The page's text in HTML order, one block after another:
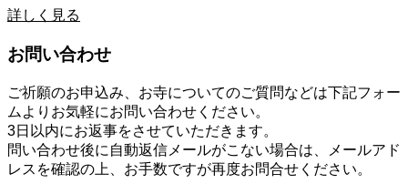
詳しく見る
お問い合わせ
ご祈願のお申込み、お寺についてのご質問などは下記フォー
ムよりお気軽にお問い合わせください。
3日以内にお返事をさせていただきます。
問い合わせ後に自動返信メールがこない場合は、メールアド
レスを確認の上、お手数ですが再度お問合せください。